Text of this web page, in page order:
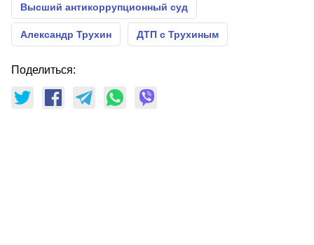
Высший антикоррупционный суд
Александр Трухин ДТП с Трухиным
Поделиться: